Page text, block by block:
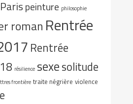
Parispeinture philosophie
roman Rentrée
Rentrée
résilience sexesolitude
frontière traite négrière violence